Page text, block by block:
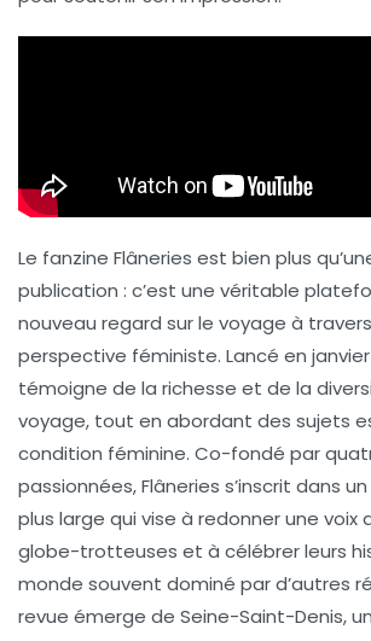
Le fanzine Flâneries est bien plus
publication : c’est une véritable
nouveau regard sur le voyage à
perspective féministe. Lancé en
témoigne de la richesse et de la
voyage, tout en abordant des sujets
condition féminine. Co-fondé par
passionnées,Flâneries s’inscrit dans
plus large qui vise à redonner une voix
globe-trotteuses et à célébrer leurs
monde souvent dominé par d’autres
revue émerge de Seine-Saint-Denis,